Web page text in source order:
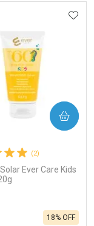
FAVORITOS
(2)
Ever Care Kids
18% OFF
COMPRAR